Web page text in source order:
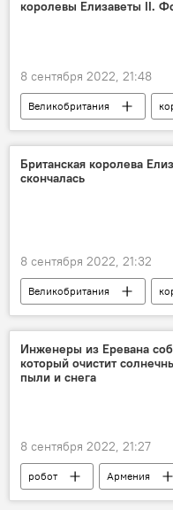
королевы Елизаветы II.
8 сентября 2022, 21:48
Великобритания
Британская королева
скончалась
8 сентября 2022, 21:32
Великобритания
Елизавета II
В мире
Инженеры из Еревана
который очистит
пыли и снега
8 сентября 2022, 21:27
робот Армения
Наука
инженер